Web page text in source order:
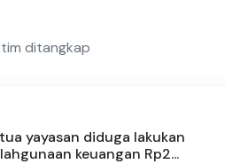
ditangkap
yayasan diduga lakukan
keuangan Rp2...